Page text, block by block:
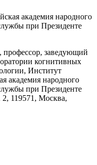
академия народного
при Президенте
профессор, заведующий
когнитивных
Институт
академия народного
при Президенте
119571, Москва,